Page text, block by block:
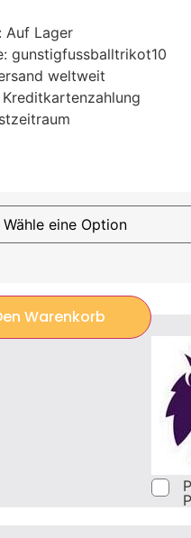
Auf Lager
gunstigfussballtrikot10
weltweit
Kreditkartenzahlung
Warenkorb